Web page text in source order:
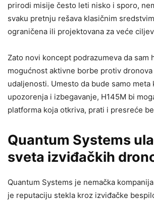
prirodi misije često leti nisko i sporo,
svaku pretnju rešava klasičnim
ograničena ili projektovana za veće
Zato novi koncept podrazumeva da sam
mogućnost aktivne borbe protiv dronova
udaljenosti. Umesto da bude samo meta
upozorenja i izbegavanje, H145M bi
platforma koja otkriva, prati i presreće
Quantum Systems
sveta izviđačkih
Quantum Systems je nemačka
je reputaciju stekla kroz izviđačke